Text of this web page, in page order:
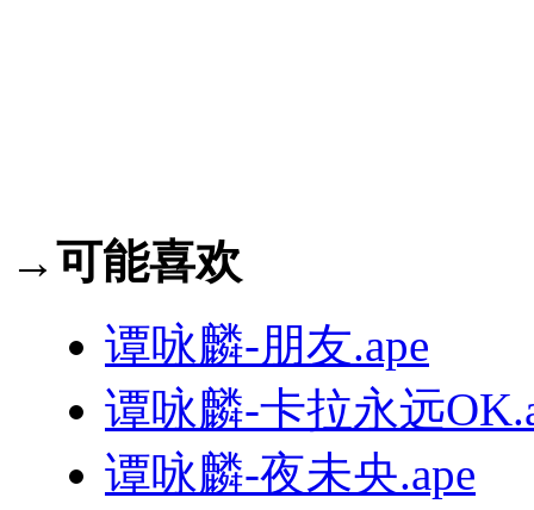
→可能喜欢
谭咏麟-朋友.ape
谭咏麟-卡拉永远
谭咏麟-夜未央.ape